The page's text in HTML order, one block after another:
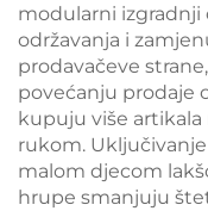
modularni
održavanja i
prodavačeve
povećanju prodaje
kupuju više
rukom.
malom djecom
hrupe smanjuju